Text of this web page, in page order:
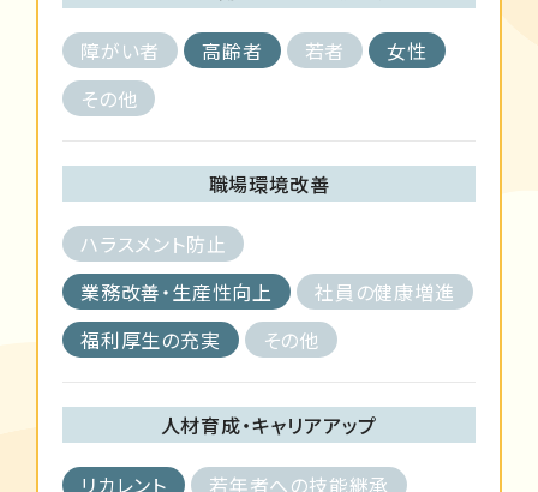
障がい者 高齢者 若者
女性
その他
職場環境改善
ハラスメント防止
業務改善・生産性向上
社員の健康増進
福利厚生の充実
その他
人材育成・キャリアアップ
リカレント
若年者への技能継承